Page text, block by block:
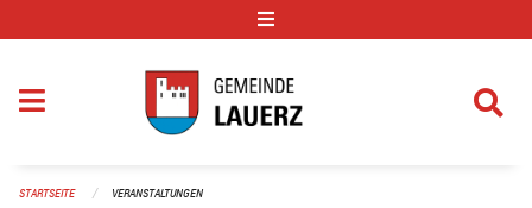
STARTSEITE VERANSTALTUNGEN